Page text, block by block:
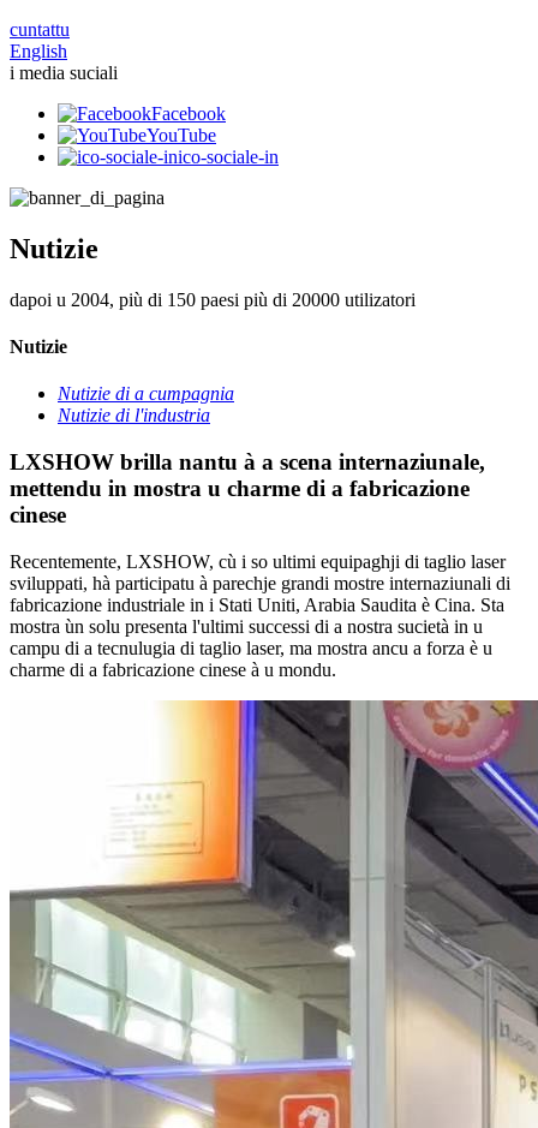
cuntattu
English
i media suciali
Facebook
YouTube
ico-sociale-in
Nutizie
dapoi u 2004, più di 150 paesi più di 20000 utilizatori
Nutizie
Nutizie di a cumpagnia
Nutizie di l'industria
LXSHOW brilla nantu à a scena internaziunale,
mettendu in mostra u charme di a fabricazione
cinese
Recentemente, LXSHOW, cù i so ultimi equipaghji di taglio laser
sviluppati, hà participatu à parechje grandi mostre internaziunali di
fabricazione industriale in i Stati Uniti, Arabia Saudita è Cina. Sta
mostra ùn solu presenta l'ultimi successi di a nostra sucietà in u
campu di a tecnulugia di taglio laser, ma mostra ancu a forza è u
charme di a fabricazione cinese à u mondu.